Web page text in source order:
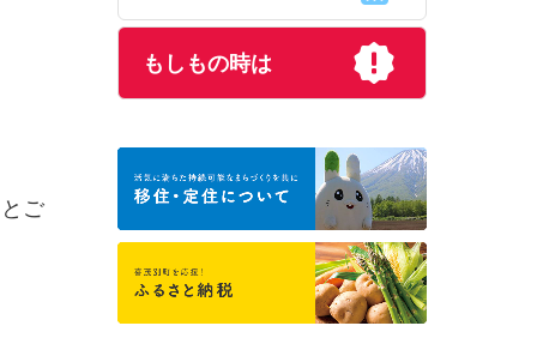
ご
もしもの時は